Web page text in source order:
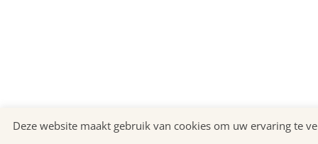
Deze website maakt gebruik van cookies om uw ervaring te